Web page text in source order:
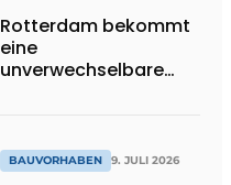
Rotterdam bekommt
eine
unverwechselbare
BAUVORHABEN 9. JULI 2026